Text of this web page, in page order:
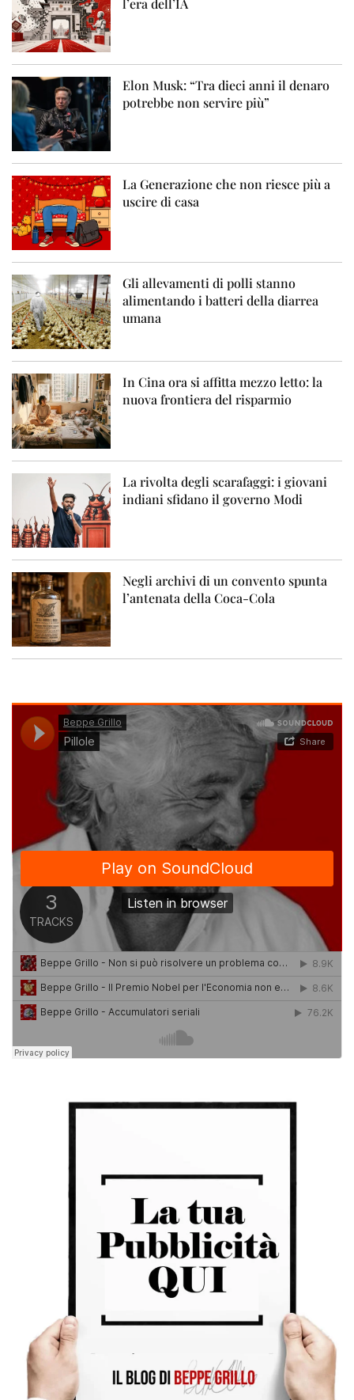
l’era dell’IA
Elon Musk: “Tra dieci anni il denaro
potrebbe non servire più”
La Generazione che non riesce più a
uscire di casa
Gli allevamenti di polli stanno
alimentando i batteri della diarrea
umana
In Cina ora si affitta mezzo letto: la
nuova frontiera del risparmio
La rivolta degli scarafaggi: i giovani
indiani sfidano il governo Modi
Negli archivi di un convento spunta
l’antenata della Coca-Cola